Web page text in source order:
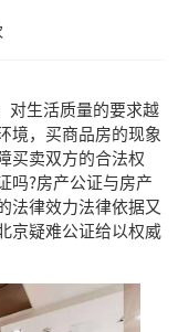
生活质量的要求越
境，买商品房的现象
买卖双方的合法权
吗?房产公证与房产
法律效力法律依据又
京疑难公证给以权威